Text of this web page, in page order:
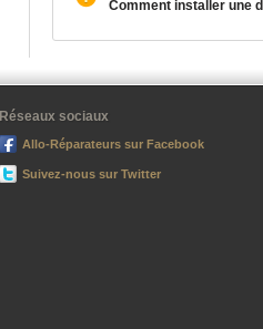
Comment installer une
Réseaux sociaux
Allo-Réparateurs sur Facebook
Suivez-nous sur Twitter